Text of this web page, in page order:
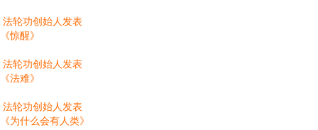
法轮功创始人发表
《惊醒》
法轮功创始人发表
《法难》
法轮功创始人发表
《为什么会有人类》